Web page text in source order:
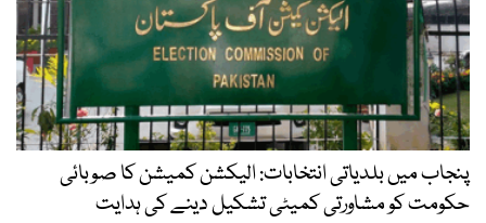
پنجاب میں بلدیاتی انتخابات: الیکشن کمیشن کا صوبائی
حکومت کو مشاورتی کمیٹی تشکیل دینے کی ہدایت